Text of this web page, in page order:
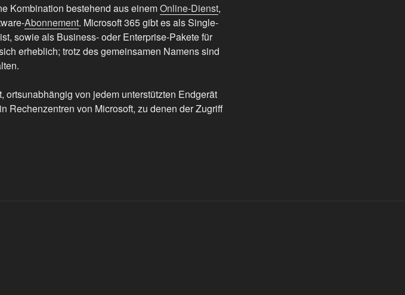
Kombination bestehend aus einemOnline-Dienst,
Abonnement. Microsoft 365 gibt es als Single-
sowie als Business- oder Enterprise-Pakete für
erheblich; trotz des gemeinsamen Namens sind
von jedem unterstützten Endgerät
Rechenzentren von Microsoft, zu denen der Zugriff